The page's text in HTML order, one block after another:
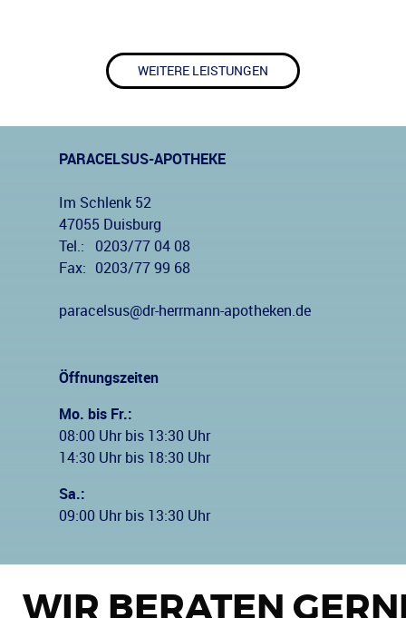
WEITERE LEISTUNGEN
PARACELSUS-APOTHEKE
Im Schlenk 52
47055 Duisburg
Tel.:
0203/77 04 08
Fax:
0203/77 99 68
paracelsus@dr-herrmann-apotheken.de
Öffnungszeiten
Mo. bis Fr.:
08:00 Uhr bis 13:30 Uhr
14:30 Uhr bis 18:30 Uhr
Sa.:
09:00 Uhr bis 13:30 Uhr
WIR BERATEN